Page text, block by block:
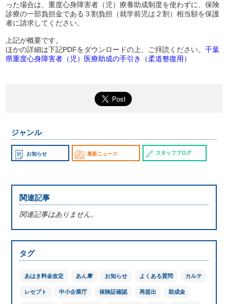
った場合は、重度心身障害者（児）療養助成制度を使わずに、保険
診療の一部負担金である３割負担（就学前児は２割）相当額を保護
者に請求してください。
上記が概要です。
ほかの詳細は下記PDFをダウンロードの上、ご拝読ください。千葉
県重度心身障害者（児）医療助成の手引き（柔道整復用）
ジャンル
お知らせ 最新ニュース スタッフブログ
関連記事
関連記事はありません。
タグ
あはき料金改定 あん摩 お知らせ よくある質問 カルテ
レセプト 中小企業庁 保険証確認 再提出 助成金